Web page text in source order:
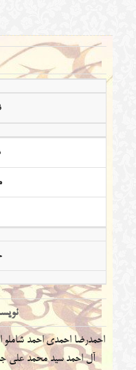
احمدرضا احمدیاحمد شاملو
آل احمدسید محمد علی